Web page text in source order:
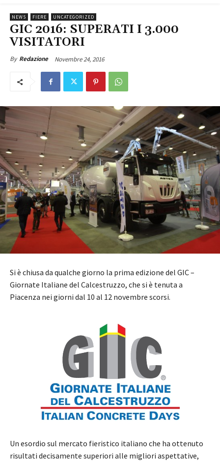
NEWS FIERE UNCATEGORIZED
GIC 2016: SUPERATI I 3.000
VISITATORI
By Redazione Novembre 24, 2016
Si è chiusa da qualche giorno la prima edizione del GIC –
Giornate Italiane del Calcestruzzo, che si è tenuta a
Piacenza nei giorni dal 10 al 12 novembre scorsi.
Un esordio sul mercato fieristico italiano che ha ottenuto
risultati decisamente superiori alle migliori aspettative,